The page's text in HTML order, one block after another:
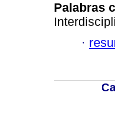
Palabras
·